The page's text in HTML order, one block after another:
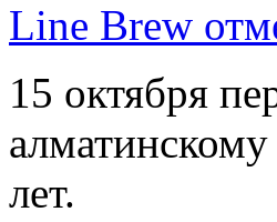
Line Brew
15 октября
лет.